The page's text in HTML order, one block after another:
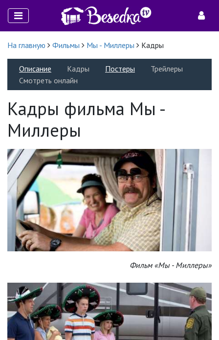
На главную Фильмы Мы - Миллеры Кадры
Описание Кадры Постеры
Трейлеры
Смотреть онлайн
Кадры фильма Мы -
Миллеры
Фильм «Мы - Миллеры»